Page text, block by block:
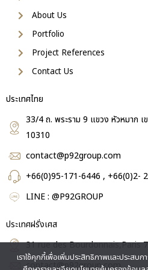
About Us
Portfolio
Project References
Contact Us
ประเทศไทย
33/4 ถ. พระราม 9 แขวง หัวหมาก เ
10310
contact@p92group.com
+66(0)95-171-6446 , +66(0)2-
LINE : @P92GROUP
ประเทศฝรั่งเศส
31 rue des Bourdonnais,Paris
contact@p92group.com
เราใช้คุกกี้เพื่อเพิ่มประสิทธิภาพและประสบก